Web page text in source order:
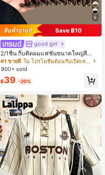
6
Save ฿10
good girl
2/1ชิ้น กิ๊บติดผมแฟชั่นขนาดใหญ่สีน้ำ
ตาลชานมสำหรับผู้หญิง เหมาะสำหรับก
ารอาบน้ำ ล้างหน้า และจัดแต่งทรงผม
#1 ขายดี
ใน โปรโมชั่นต้อนรับเปิดเทอม เครื่องประดับผมผู้หญิง
900+ sold
฿39 -20%